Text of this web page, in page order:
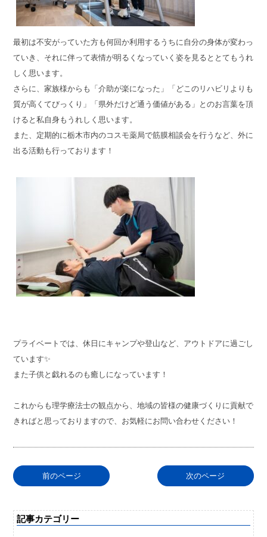
最初は不安がっていた方も何回か利用するうちに自分の身体が変わっ
ていき、それに伴って表情が明るくなっていく姿を見るととてもうれ
しく思います。
さらに、家族様からも「介助が楽になった」「どこのリハビリよりも
質が高くてびっくり」「県外だけど通う価値がある」とのお言葉を頂
けると私自身もうれしく思います。
また、定期的に栃木市内のコスモ薬局で筋膜相談会を行うなど、外に
出る活動も行っております！
プライベートでは、休日にキャンプや登山など、アウトドアに過ごし
ています✨
また子供と戯れるのも癒しになっています！
これからも理学療法士の観点から、地域の皆様の健康づくりに貢献で
きればと思っておりますので、お気軽にお問い合わせください！
前のページ 次のページ
記事カテゴリー